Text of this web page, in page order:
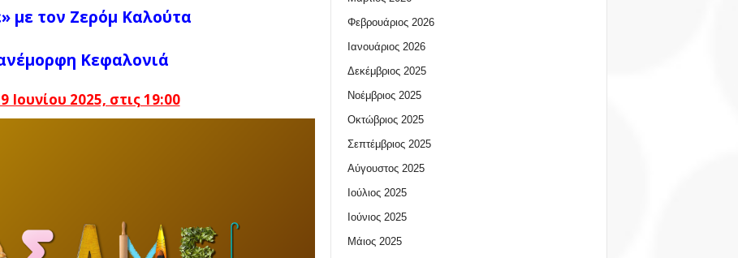
με τον Ζερόμ Καλούτα
Κεφαλονιά
Ιουνίου 2025, στις 19:00
Φεβρουάριος 2026
Ιανουάριος 2026
Δεκέμβριος 2025
Νοέμβριος 2025
Οκτώβριος 2025
Σεπτέμβριος 2025
Αύγουστος 2025
Ιούλιος 2025
Ιούνιος 2025
Μάιος 2025